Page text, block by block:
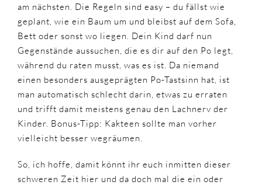
am nächsten. Die Regeln sind easy – du fällst wie
geplant, wie ein Baum um und bleibst auf dem Sofa,
Bett oder sonst wo liegen. Dein Kind darf nun
Gegenstände aussuchen, die es dir auf den Po legt,
während du raten musst, was es ist. Da niemand
einen besonders ausgeprägten Po-Tastsinn hat, ist
man automatisch schlecht darin, etwas zu erraten
und trifft damit meistens genau den Lachnerv der
Kinder. Bonus-Tipp: Kakteen sollte man vorher
vielleicht besser wegräumen.
So, ich hoffe, damit könnt ihr euch inmitten dieser
schweren Zeit hier und da doch mal die ein oder